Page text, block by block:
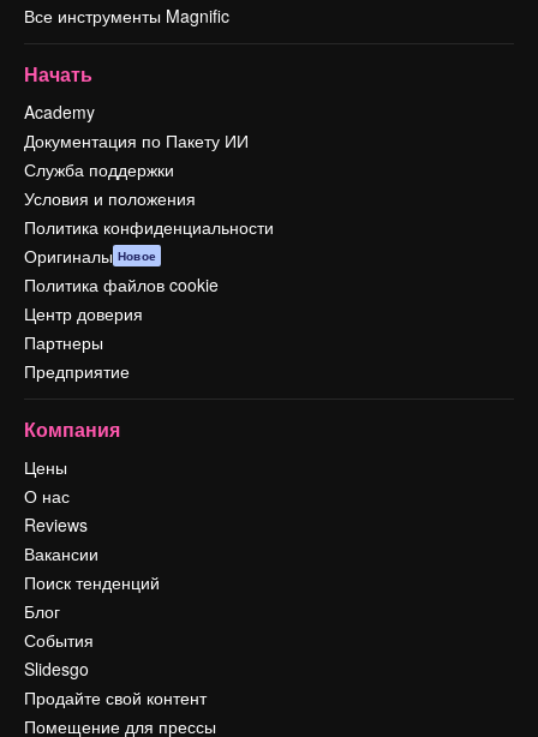
Все инструменты Magnific
Начать
Academy
Документация по Пакету ИИ
Служба поддержки
Условия и положения
Политика конфиденциальности
Оригиналы Новое
Политика файлов cookie
Центр доверия
Партнеры
Предприятие
Компания
Цены
О нас
Reviews
Вакансии
Поиск тенденций
Блог
События
Slidesgo
Продайте свой контент
Помещение для прессы